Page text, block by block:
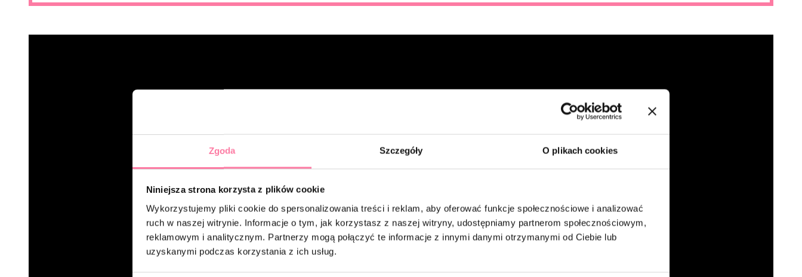
Zgoda Szczegóły O plikach cookies
Niniejsza strona korzysta z plików cookie
Wykorzystujemy pliki cookie do spersonalizowania treści i reklam, aby oferować funkcje społecznościowe i analizować
ruch w naszej witrynie. Informacje o tym, jak korzystasz z naszej witryny, udostępniamy partnerom społecznościowym,
reklamowym i analitycznym. Partnerzy mogą połączyć te informacje z innymi danymi otrzymanymi od Ciebie lub
uzyskanymi podczas korzystania z ich usług.